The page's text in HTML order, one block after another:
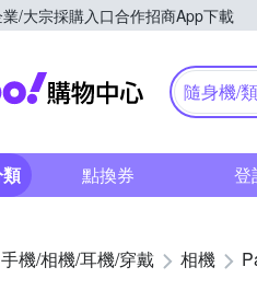
/大宗採購入口合作招商App下載
Yahoo購物中
隨身機/
點換券 登
手機/相機/耳機/穿戴 相機